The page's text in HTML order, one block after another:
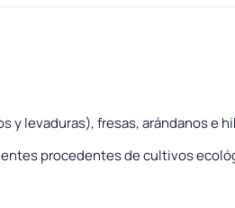
y levaduras), fresas, arándanos e
procedentes de cultivos